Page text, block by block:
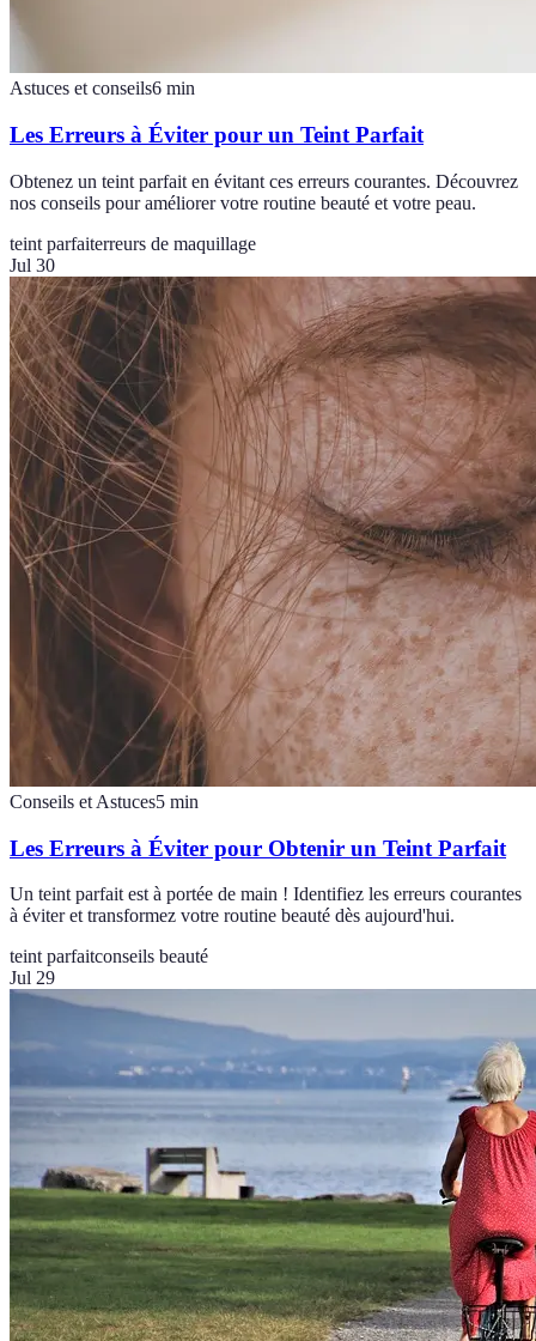
Astuces et conseils6 min
Les Erreurs à Éviter pour un Teint Parfait
Obtenez un teint parfait en évitant ces erreurs courantes. Découvrez
nos conseils pour améliorer votre routine beauté et votre peau.
teint parfaiterreurs de maquillage
Jul 30
Conseils et Astuces5 min
Les Erreurs à Éviter pour Obtenir un Teint Parfait
Un teint parfait est à portée de main ! Identifiez les erreurs courantes
à éviter et transformez votre routine beauté dès aujourd'hui.
teint parfaitconseils beauté
Jul 29